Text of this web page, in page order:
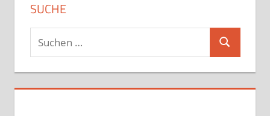
SUCHE
Suchen
nach:
Suchen